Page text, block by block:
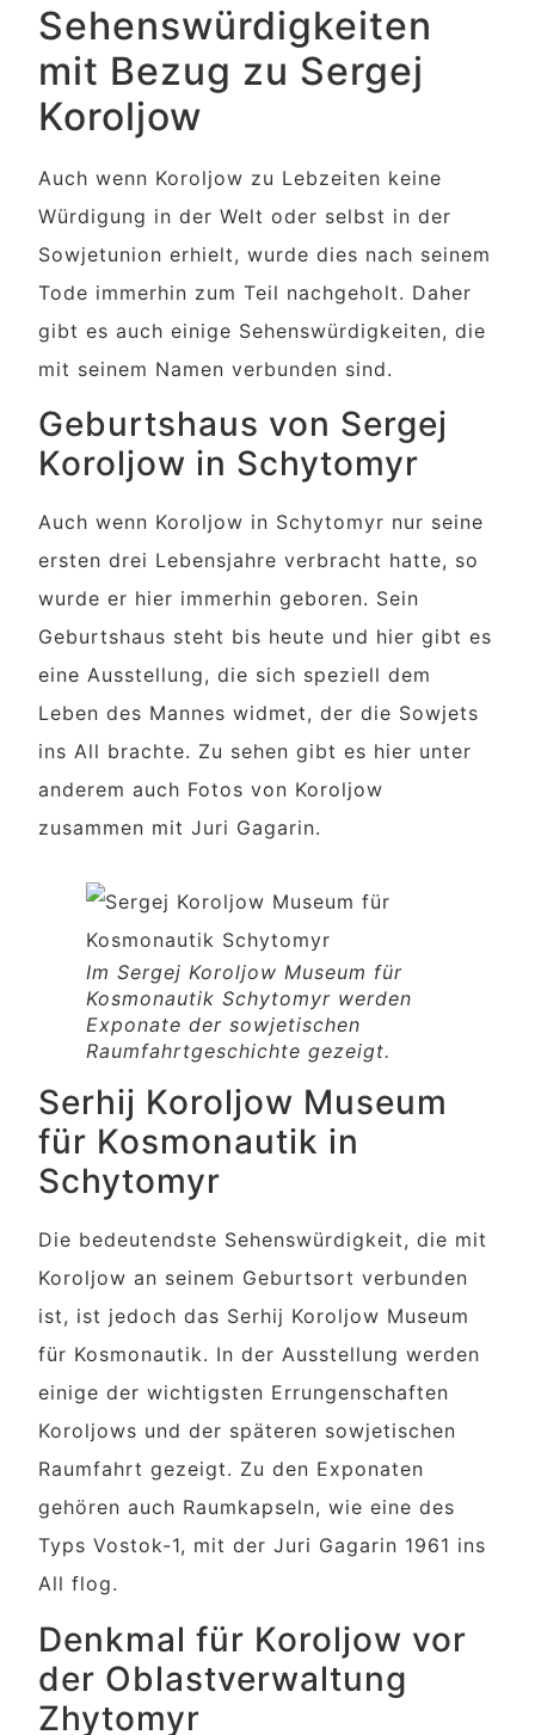
Sehenswürdigkeiten
mit Bezug zu Sergej
Koroljow
Auch wenn Koroljow zu Lebzeiten keine
Würdigung in der Welt oder selbst in der
Sowjetunion erhielt, wurde dies nach seinem
Tode immerhin zum Teil nachgeholt. Daher
gibt es auch einige Sehenswürdigkeiten, die
mit seinem Namen verbunden sind.
Geburtshaus von Sergej
Koroljow in Schytomyr
Auch wenn Koroljow in Schytomyr nur seine
ersten drei Lebensjahre verbracht hatte, so
wurde er hier immerhin geboren. Sein
Geburtshaus steht bis heute und hier gibt es
eine Ausstellung, die sich speziell dem
Leben des Mannes widmet, der die Sowjets
ins All brachte. Zu sehen gibt es hier unter
anderem auch Fotos von Koroljow
zusammen mit Juri Gagarin.
Im Sergej Koroljow Museum für
Kosmonautik Schytomyr werden
Exponate der sowjetischen
Raumfahrtgeschichte gezeigt.
Serhij Koroljow Museum
für Kosmonautik in
Schytomyr
Die bedeutendste Sehenswürdigkeit, die mit
Koroljow an seinem Geburtsort verbunden
ist, ist jedoch das Serhij Koroljow Museum
für Kosmonautik. In der Ausstellung werden
einige der wichtigsten Errungenschaften
Koroljows und der späteren sowjetischen
Raumfahrt gezeigt. Zu den Exponaten
gehören auch Raumkapseln, wie eine des
Typs Vostok-1, mit der Juri Gagarin 1961 ins
All flog.
Denkmal für Koroljow vor
der Oblastverwaltung
Zhytomyr